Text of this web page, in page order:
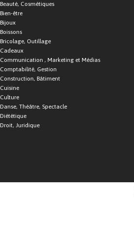
Beauté, Cosmétiques
Bien-être
Bijoux
Boissons
Bricolage, Outillage
Cadeaux
Communication , Marketing et Médias
Comptabilité, Gestion
Construction, Bâtiment
Cuisine
Culture
Danse, Théâtre, Spectacle
Diététique
Droit, Juridique